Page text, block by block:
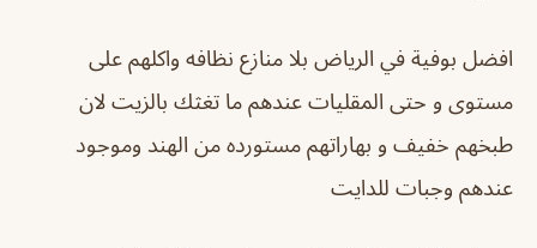
افضل بوفية في الرياض بلا منازع نظافه واكلهم على
مستوى و حتى المقليات عندهم ما تغثك بالزيت لان
طبخهم خفيف و بهاراتهم مستورده من الهند وموجود
عندهم وجبات للدايت